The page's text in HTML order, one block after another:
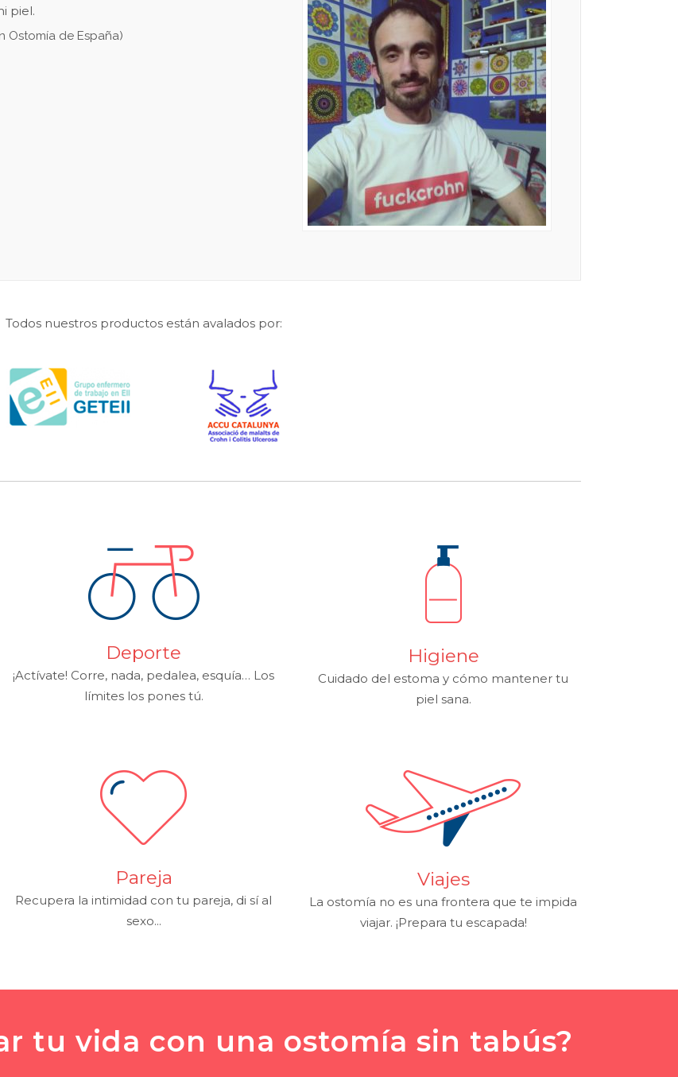
piel.
Ostomía de España)
Todos nuestros productos están avalados por:
Deporte
¡Actívate! Corre, nada, pedalea, esquía… Los
límites los pones tú.
Higiene
Cuidado del estoma y cómo mantener tu
piel sana.
Pareja
Recupera la intimidad con tu pareja, di sí al
sexo...
Viajes
La ostomía no es una frontera que te impida
viajar. ¡Prepara tu escapada!
tu vida con una ostomía sin tabús?